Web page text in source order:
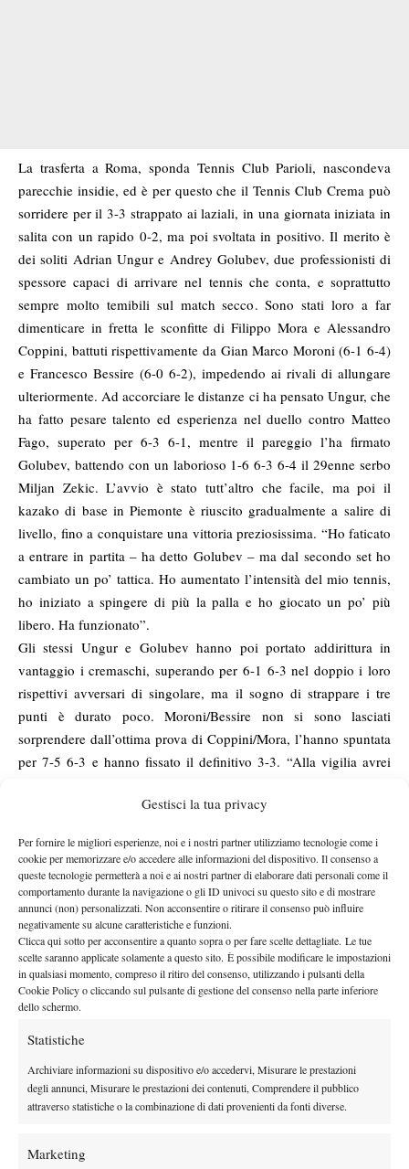
Gestisci la tua privacy
Per fornire le migliori esperienze, noi e i nostri partner utilizziamo tecnologie come i
cookie per memorizzare e/o accedere alle informazioni del dispositivo. Il consenso a
queste tecnologie permetterà a noi e ai nostri partner di elaborare dati personali come il
comportamento durante la navigazione o gli ID univoci su questo sito e di mostrare
annunci (non) personalizzati. Non acconsentire o ritirare il consenso può influire
negativamente su alcune caratteristiche e funzioni.
Clicca qui sotto per acconsentire a quanto sopra o per fare scelte dettagliate. Le tue
scelte saranno applicate solamente a questo sito. È possibile modificare le impostazioni
in qualsiasi momento, compreso il ritiro del consenso, utilizzando i pulsanti della
Cookie Policy o cliccando sul pulsante di gestione del consenso nella parte inferiore
dello schermo.
Statistiche
Archiviare informazioni su dispositivo e/o accedervi, Misurare le prestazioni
degli annunci, Misurare le prestazioni dei contenuti, Comprendere il pubblico
attraverso statistiche o la combinazione di dati provenienti da fonti diverse.
Marketing
La trasferta a Roma, sponda Tennis Club Parioli, nascondeva
parecchie insidie, ed è per questo che il Tennis Club Crema può
sorridere per il 3-3 strappato ai laziali, in una giornata iniziata in
salita con un rapido 0-2, ma poi svoltata in positivo. Il merito è
dei soliti Adrian Ungur e Andrey Golubev, due professionisti di
spessore capaci di arrivare nel tennis che conta, e soprattutto
sempre molto temibili sul match secco. Sono stati loro a far
dimenticare in fretta le sconfitte di Filippo Mora e Alessandro
Coppini, battuti rispettivamente da Gian Marco Moroni (6-1 6-4)
e Francesco Bessire (6-0 6-2), impedendo ai rivali di allungare
ulteriormente. Ad accorciare le distanze ci ha pensato Ungur, che
ha fatto pesare talento ed esperienza nel duello contro Matteo
Fago, superato per 6-3 6-1, mentre il pareggio l’ha firmato
Golubev, battendo con un laborioso 1-6 6-3 6-4 il 29enne serbo
Miljan Zekic. L’avvio è stato tutt’altro che facile, ma poi il
kazako di base in Piemonte è riuscito gradualmente a salire di
livello, fino a conquistare una vittoria preziosissima. “Ho faticato
a entrare in partita – ha detto Golubev – ma dal secondo set ho
cambiato un po’ tattica. Ho aumentato l’intensità del mio tennis,
ho iniziato a spingere di più la palla e ho giocato un po’ più
libero. Ha funzionato”.
Gli stessi Ungur e Golubev hanno poi portato addirittura in
vantaggio i cremaschi, superando per 6-1 6-3 nel doppio i loro
rispettivi avversari di singolare, ma il sogno di strappare i tre
punti è durato poco. Moroni/Bessire non si sono lasciati
sorprendere dall’ottima prova di Coppini/Mora, l’hanno spuntata
per 7-5 6-3 e hanno fissato il definitivo 3-3. “Alla vigilia avrei
–, anche se devo dire che alla fine Mora e Coppini hanno avuto
un risultato importante, considerate anche le condizioni di gioco
molto pesanti a causa della pioggia caduta in mattinata”. Crema
resta dunque in testa al girone 4 del campionato, con gli stessi
quattro punti dei capitolini ma una migliore differenza fra match
vinti e persi, in virtù del 6-0 rifilato nella prima giornata all’Ata
Battisti Trento. Fra sette giorni appuntamento in casa contro il
Tennis Club Prato. “Arriviamo alla sfida in una buona situazione
– ha chiuso Zanotti – ma l’imperativo è tenere i piedi per terra e
lavorare a testa bassa”. Fino a questo momento, la ricetta ha
RISULTATI
Tennis Club Parioli – Tennis Club Crema 3-3
2, Ungur (C) b. Fago (P) 6-3 6-1, Golubev (C) b. Zekic (P) 1-6 6-